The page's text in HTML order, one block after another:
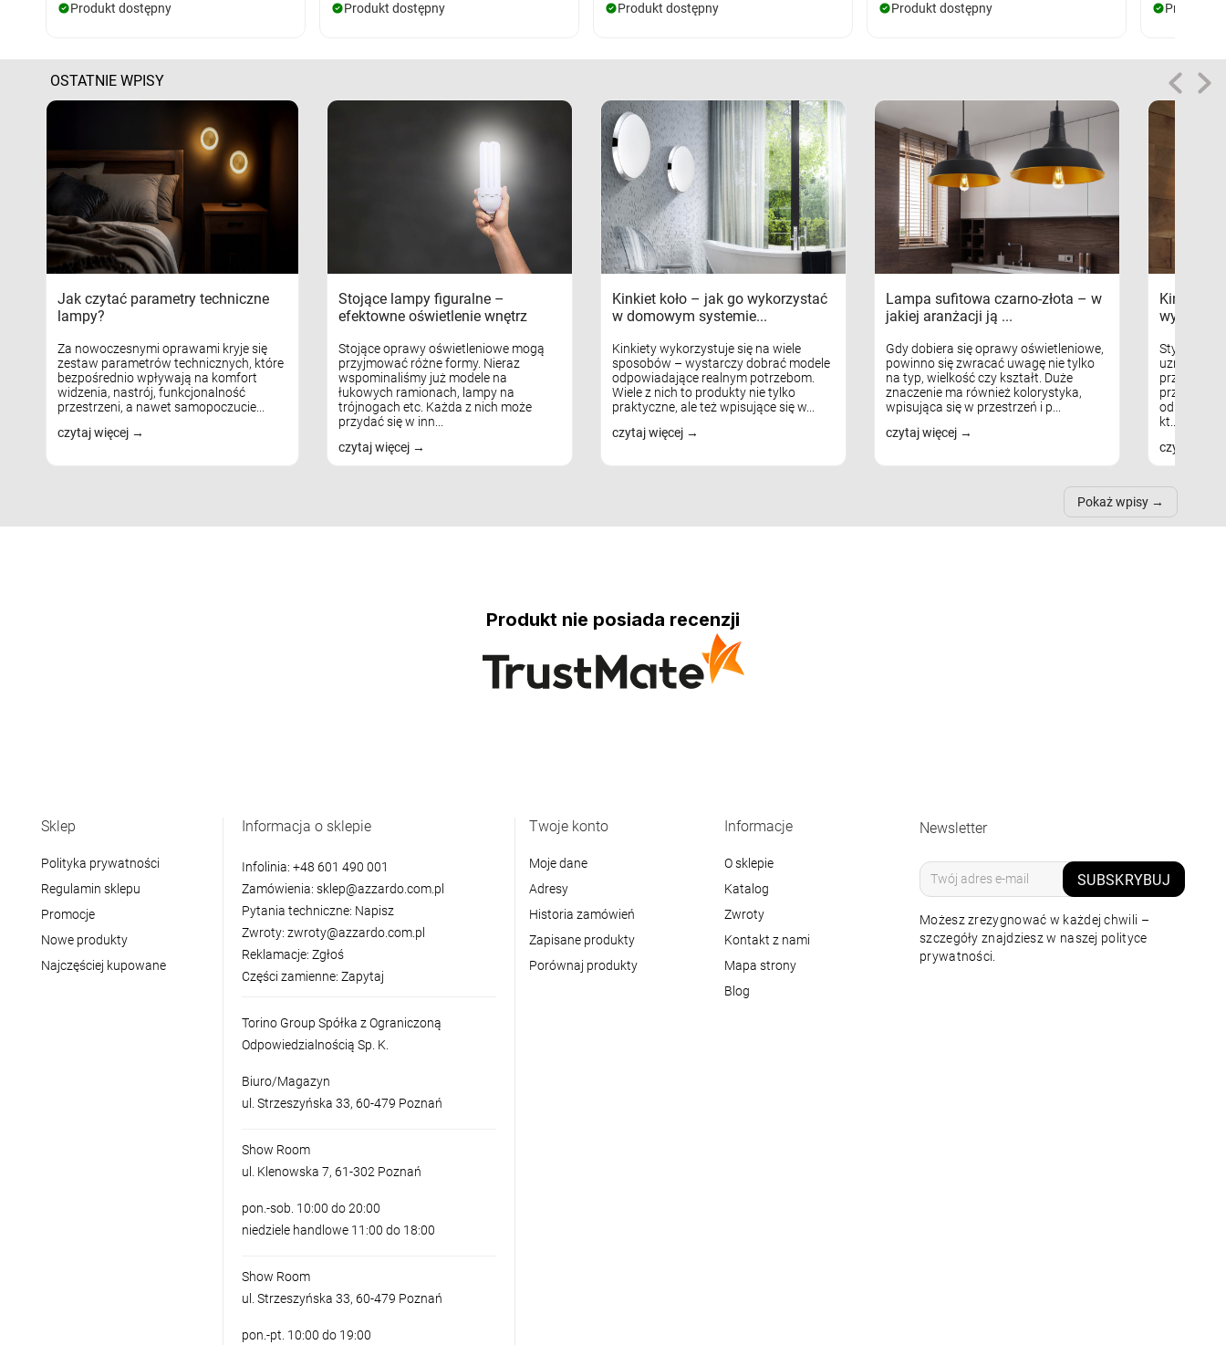
Produkt dostępny Produkt dostępny Produkt dostępny Produkt dostępny Produkt
OSTATNIE WPISY
Jak czytać parametry techniczne
lampy?
Za nowoczesnymi oprawami kryje się
zestaw parametrów technicznych, które
bezpośrednio wpływają na komfort
widzenia, nastrój, funkcjonalność
przestrzeni, a nawet samopoczucie...
czytaj więcej
Stojące lampy figuralne –
efektowne oświetlenie wnętrz
Stojące oprawy oświetleniowe mogą
przyjmować różne formy. Nieraz
wspominaliśmy już modele na
łukowych ramionach, lampy na
trójnogach etc. Każda z nich może
przydać się w inn...
czytaj więcej
Kinkiet koło – jak go wykorzystać
w domowym systemie...
Kinkiety wykorzystuje się na wiele
sposobów – wystarczy dobrać modele
odpowiadające realnym potrzebom.
Wiele z nich to produkty nie tylko
praktyczne, ale też wpisujące się w...
czytaj więcej
Lampa sufitowa czarno-złota – w
jakiej aranżacji ją ...
Gdy dobiera się oprawy oświetleniowe,
powinno się zwracać uwagę nie tylko
na typ, wielkość czy kształt. Duże
znaczenie ma również kolorystyka,
wpisująca się w przestrzeń i p...
czytaj więcej
Kinkiety
Styl
uznaniem
kt...
czytaj
Pokaż wpisy
Produkt nie posiada recenzji
Sklep
Polityka prywatności
Regulamin sklepu
Promocje
Nowe produkty
Najczęściej kupowane
Informacja o sklepie
Infolinia: +48 601 490 001
Zamówienia: sklep@azzardo.com.pl
Pytania techniczne: Napisz
Zwroty: zwroty@azzardo.com.pl
Reklamacje: Zgłoś
Części zamienne: Zapytaj
Torino Group Spółka z Ograniczoną
Odpowiedzialnością Sp. K.
Biuro/Magazyn
ul. Strzeszyńska 33, 60-479 Poznań
Show Room
ul. Klenowska 7, 61-302 Poznań
pon.-sob. 10:00 do 20:00
niedziele handlowe 11:00 do 18:00
Show Room
ul. Strzeszyńska 33, 60-479 Poznań
pon.-pt. 10:00 do 19:00
Twoje konto
Moje dane
Adresy
Historia zamówień
Zapisane produkty
Porównaj produkty
Informacje
O sklepie
Katalog
Zwroty
Kontakt z nami
Mapa strony
Blog
Newsletter
SUBSKRYBUJ
Możesz zrezygnować w każdej chwili –
szczegóły znajdziesz w naszej polityce
prywatności.